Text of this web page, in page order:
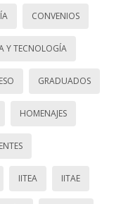
CONVENIOS
Y TECNOLOGÍA
GRADUADOS
HOMENAJES
IITEA IITAE